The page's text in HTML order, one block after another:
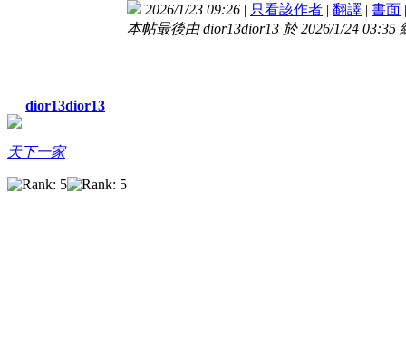
dior13dior13
天下一家
2026/1/23 09:26 | 只看該作者 | 翻譯 | 書面
本帖最後由 dior13dior13 於 2026/1/24 03:35